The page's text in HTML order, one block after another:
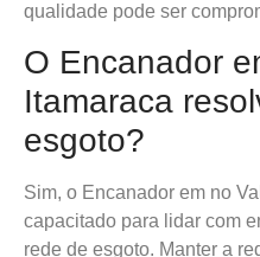
qualidade pode ser
O Encanador
Itamaraca
esgoto?
Sim, o Encanador em no
capacitado para lidar com
rede de esgoto. Manter a